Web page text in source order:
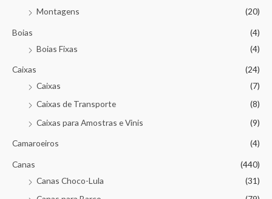
Montagens
(20)
Boias
(4)
Boias Fixas
(4)
Caixas
(24)
Caixas
(7)
Caixas de Transporte
(8)
Caixas para Amostras e Vinis
(9)
Camaroeiros (4)
Canas
(440)
Canas Choco-Lula
(31)